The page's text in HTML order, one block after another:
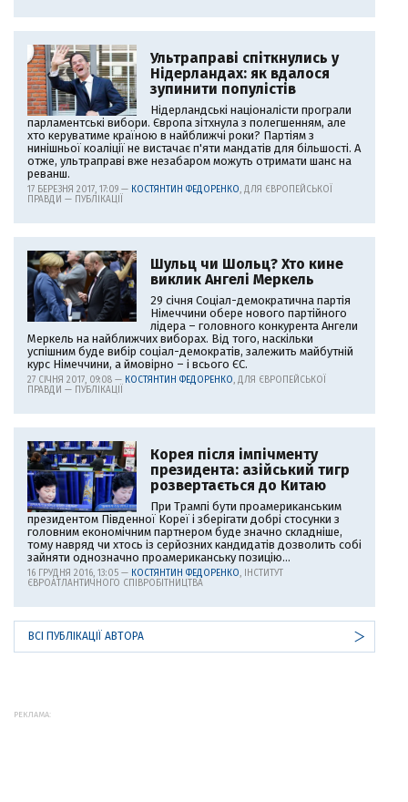
Ультраправі спіткнулись у
Нідерландах: як вдалося
зупинити популістів
Нідерландські націоналісти програли
парламентські вибори. Європа зітхнула з полегшенням, але
хто керуватиме країною в найближчі роки? Партіям з
нинішньої коаліції не вистачає п'яти мандатів для більшості. А
отже, ультраправі вже незабаром можуть отримати шанс на
реванш.
17 БЕРЕЗНЯ 2017, 17:09 — КОСТЯНТИН ФЕДОРЕНКО, ДЛЯ ЄВРОПЕЙСЬКОЇ
ПРАВДИ — ПУБЛІКАЦІЇ
Шульц чи Шольц? Хто кине
виклик Ангелі Меркель
29 січня Соціал-демократична партія
Німеччини обере нового партійного
лідера – головного конкурента Ангели
Меркель на найближчих виборах. Від того, наскільки
успішним буде вибір соціал-демократів, залежить майбутній
курс Німеччини, а ймовірно – і всього ЄС.
27 СІЧНЯ 2017, 09:08 — КОСТЯНТИН ФЕДОРЕНКО, ДЛЯ ЄВРОПЕЙСЬКОЇ
ПРАВДИ — ПУБЛІКАЦІЇ
Корея після імпічменту
президента: азійський тигр
розвертається до Китаю
При Трампі бути проамериканським
президентом Південної Кореї і зберігати добрі стосунки з
головним економічним партнером буде значно складніше,
тому навряд чи хтось із серйозних кандидатів дозволить собі
зайняти однозначно проамериканську позицію...
16 ГРУДНЯ 2016, 13:05 — КОСТЯНТИН ФЕДОРЕНКО, ІНСТИТУТ
ЄВРОАТЛАНТИЧНОГО СПІВРОБІТНИЦТВА
ВСІ ПУБЛІКАЦІЇ АВТОРА
РЕКЛАМА: